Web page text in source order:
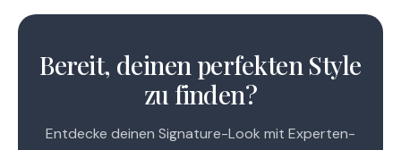
Bereit, deinen perfekten Style
zu finden?
Entdecke deinen Signature-Look mit Experten-